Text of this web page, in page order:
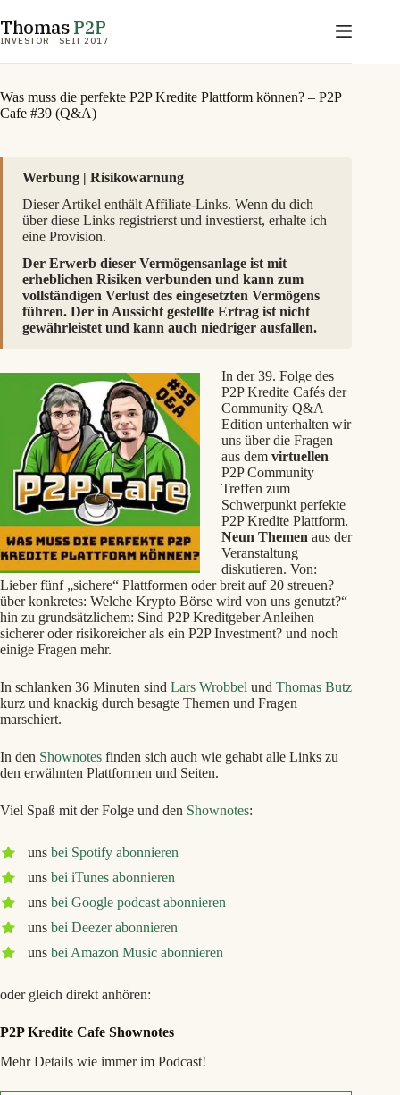
Inhalt
springen
ThomasP2P
INVESTOR · SEIT 2017
Was muss die perfekte P2P Kredite Plattform können? – P2P
Cafe #39 (Q&A)
Werbung | Risikowarnung
Dieser Artikel enthält Affiliate-Links. Wenn du dich
über diese Links registrierst und investierst, erhalte ich
eine Provision.
Der Erwerb dieser Vermögensanlage ist mit
erheblichen Risiken verbunden und kann zum
vollständigen Verlust des eingesetzten Vermögens
führen. Der in Aussicht gestellte Ertrag ist nicht
gewährleistet und kann auch niedriger ausfallen.
In der39. Folge des
P2P Kredite Cafés der
Community Q&A
Edition unterhalten wir
uns über die Fragen
aus dem virtuellen
P2P Community
Treffen zum
Schwerpunkt perfekte
P2P Kredite Plattform.
Neun Themen aus der
Veranstaltung
diskutieren. Von:
Lieber fünf „sichere“ Plattformen oder breit auf 20 streuen?
über konkretes: Welche Krypto Börse wird von uns genutzt?“
hin zu grundsätzlichem: Sind P2P Kreditgeber Anleihen
sicherer oder risikoreicher als ein P2P Investment? und noch
einige Fragen mehr.
In schlanken 36 Minuten sind Lars Wrobbel und Thomas Butz
kurz und knackig durch besagte Themen und Fragen
marschiert.
In den Shownotes finden sich auch wie gehabt alle Links zu
den erwähnten Plattformen und Seiten.
Viel Spaß mit der Folge und den Shownotes:
uns bei Spotify abonnieren
uns bei iTunes abonnieren
uns bei Google podcast abonnieren
uns bei Deezer abonnieren
uns bei Amazon Music abonnieren
oder gleich direkt anhören:
P2P Kredite Cafe Shownotes
Mehr Details wie immer im Podcast!